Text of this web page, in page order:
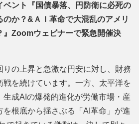
ベント『国債暴落、円防衛に必死の
のか？&ＡＩ革命で大混乱のアメリ
』Zoomウェビナーで緊急開催決
りの上昇と急激な円安に対し、財務
戦を続けています。一方、太平洋を
生成AIの爆発的進化が労働市場・産
を根底から揺さぶる「AI革命」が進